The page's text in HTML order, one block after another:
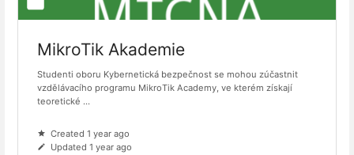
MikroTik Akademie
Studenti oboru Kybernetická bezpečnost se mohou zúčastnit
vzdělávacího programu MikroTik Academy, ve kterém získají
teoretické ...
Created 1 year ago
Updated 1 year ago